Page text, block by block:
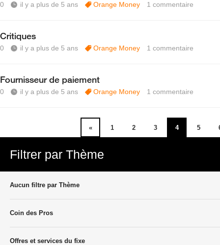
0 il y a plus de 5 ans Orange Money 1 commentaire
Critiques
0 il y a plus de 5 ans Orange Money 1 commentaire
Fournisseur de paiement
0 il y a plus de 5 ans Orange Money 1 commentaire
« 1 2 3 4 5
Filtrer par Thème
Aucun filtre par Thème
Coin des Pros
Offres et services du fixe